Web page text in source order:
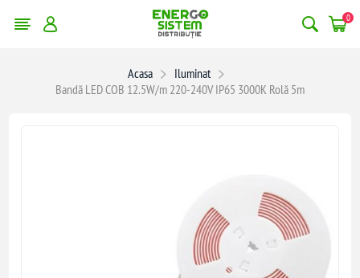
0
Acasa
Iluminat
Bandă LED COB 12.5W/m 220-240V IP65 3000K Rolă 5m